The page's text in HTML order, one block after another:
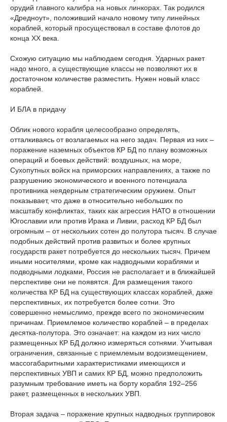
орудий главного калибра на новых линкорах. Так родился
«Дредноут», положивший начало новому типу линейных
кораблей, который просуществовал в составе флотов до
конца ХХ века.
Схожую ситуацию мы наблюдаем сегодня. Ударных ракет
надо много, а существующие классы не позволяют их в
достаточном количестве разместить. Нужен новый класс
кораблей.
И БЛА в придачу
Облик нового корабля целесообразно определять,
отталкиваясь от возлагаемых на него задач. Первая из них –
поражение наземных объектов КР БД по плану возможных
операций и боевых действий: воздушных, на море,
Сухопутных войск на приморских направлениях, а также по
разрушению экономического и военного потенциала
противника неядерным стратегическим оружием. Опыт
показывает, что даже в относительно небольших по
масштабу конфликтах, таких как агрессия НАТО в отношении
Югославии или против Ирака и Ливии, расход КР БД был
огромным – от нескольких сотен до полутора тысяч. В случае
подобных действий против развитых и более крупных
государств ракет потребуется до нескольких тысяч. Причем
иными носителями, кроме как надводными кораблями и
подводными лодками, Россия не располагает и в ближайшей
перспективе они не появятся. Для размещения такого
количества КР БД на существующих классах кораблей, даже
перспективных, их потребуется более сотни. Это
совершенно немыслимо, прежде всего по экономическим
причинам. Приемлемое количество кораблей – в пределах
десятка-полутора. Это означает: на каждом из них число
размещенных КР БД должно измеряться сотнями. Учитывая
ограничения, связанные с приемлемым водоизмещением,
массогабаритными характеристиками имеющихся и
перспективных УВП и самих КР БД, можно предположить
разумным требование иметь на борту корабля 192–256
ракет, размещенных в нескольких УВП.
Вторая задача – поражение крупных надводных группировок